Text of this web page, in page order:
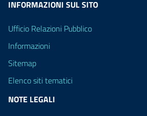
INFORMAZIONI SUL SITO
Ufficio Relazioni Pubblico
Informazioni
Sitemap
Elenco siti tematici
NOTE LEGALI